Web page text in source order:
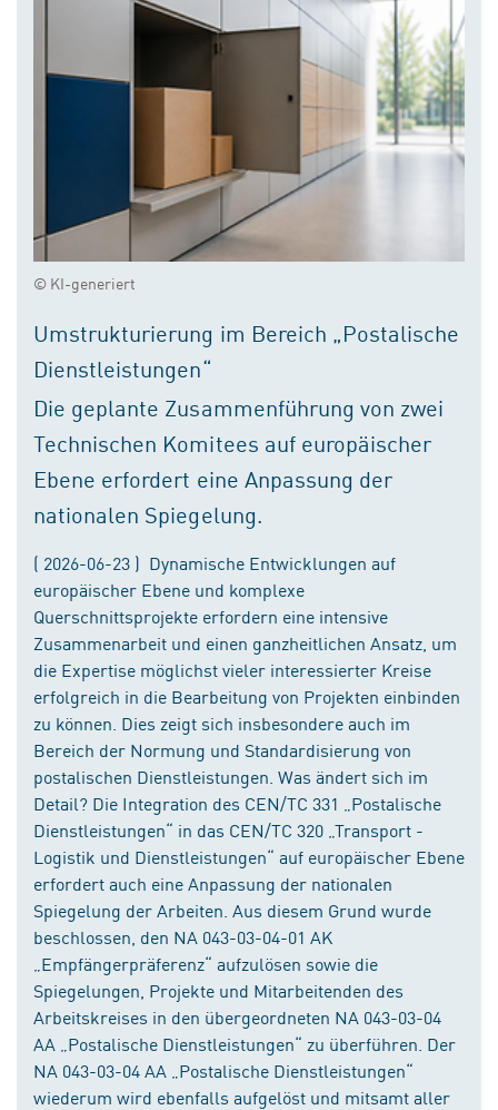
© KI-generiert
Umstrukturierung im Bereich „Postalische
Dienstleistungen“
Die geplante Zusammenführung von zwei
Technischen Komitees auf europäischer
Ebene erfordert eine Anpassung der
nationalen Spiegelung.
( 2026-06-23 ) Dynamische Entwicklungen auf
europäischer Ebene und komplexe
Querschnittsprojekte erfordern eine intensive
Zusammenarbeit und einen ganzheitlichen Ansatz, um
die Expertise möglichst vieler interessierter Kreise
erfolgreich in die Bearbeitung von Projekten einbinden
zu können. Dies zeigt sich insbesondere auch im
Bereich der Normung und Standardisierung von
postalischen Dienstleistungen. Was ändert sich im
Detail? Die Integration des CEN/TC 331 „Postalische
Dienstleistungen“ in das CEN/TC 320 „Transport -
Logistik und Dienstleistungen“ auf europäischer Ebene
erfordert auch eine Anpassung der nationalen
Spiegelung der Arbeiten. Aus diesem Grund wurde
beschlossen, den NA 043-03-04-01 AK
„Empfängerpräferenz“ aufzulösen sowie die
Spiegelungen, Projekte und Mitarbeitenden des
Arbeitskreises in den übergeordneten NA 043-03-04
AA „Postalische Dienstleistungen“ zu überführen. Der
NA 043-03-04 AA „Postalische Dienstleistungen“
wiederum wird ebenfalls aufgelöst und mitsamt aller